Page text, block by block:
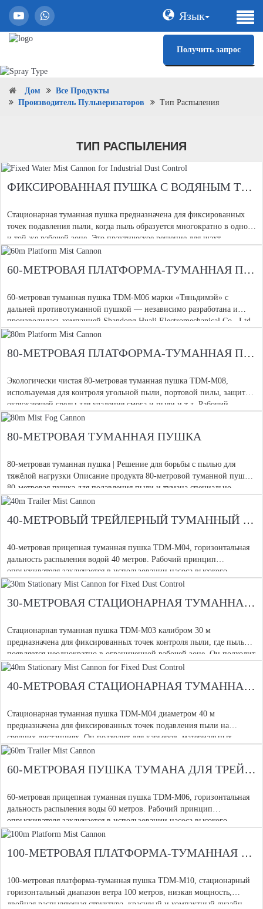
Язык
Получить запрос
Дом
Все Продукты
Производитель Пульверизаторов
Тип Распыления
ТИП РАСПЫЛЕНИЯ
ФИКСИРОВАННАЯ ПУШКА С ВОДЯНЫМ ТУМАНОМ ДЛЯ ПРОМЫШЛЕННОГО КОНТРОЛЯ ПЫЛИ
Стационарная туманная пушка предназначена для фиксированных
точек подавления пыли, когда пыль образуется многократно в одной
и той же рабочей зоне. Это практическое решение для шахт,
карьеров, угольных складов, материальных складов, дробления и
60-МЕТРОВАЯ ПЛАТФОРМА-ТУМАННАЯ ПУШКА
60-метровая туманная пушка TDM-M06 марки «Тяньдимэй» с
дальней противотуманной пушкой — независимо разработана и
производилась компанией Shandong Huali Electromechanical Co., Ltd.
Принцип работы опрыскивателя
80-МЕТРОВАЯ ПЛАТФОРМА-ТУМАННАЯ ПУШКА
Экологически чистая 80-метровая туманная пушка TDM-M08,
используемая для контроля угольной пыли, портовой пилы, защиты
окружающей среды для удаления смога и пыли и т.д. Рабочий
принцип опрыскивателя — использование буквы h
80-МЕТРОВАЯ ТУМАННАЯ ПУШКА
80-метровая туманная пушка | Решение для борьбы с пылью для
тяжёлой нагрузки Описание продукта 80-метровой туманной пушки
80-метровая пушка для подавления пыли и тумана специально
разработана для прочной пыли
40-МЕТРОВЫЙ ТРЕЙЛЕРНЫЙ ТУМАННЫЙ ПУШЕЧНЫЙ ПУТЬ
40-метровая прицепная туманная пушка TDM-M04, горизонтальная
дальность распыления водой 40 метров. Рабочий принцип
опрыскивателя заключается в использовании насоса высокого
давления для подачи воды. Вода направляется в разбрызгивательную
30-МЕТРОВАЯ СТАЦИОНАРНАЯ ТУМАННАЯ ПУШКА ДЛЯ ФИКСИРОВАННОГО КОНТРОЛЯ ПЫЛИ
Стационарная туманная пушка TDM-M03 калибром 30 м
предназначена для фиксированных точек контроля пыли, где пыль
появляется неоднократно в ограниченной рабочей зоне. Он подходит
для входов на площадки, погрузочных точек, рабочих площадок в
40-МЕТРОВАЯ СТАЦИОНАРНАЯ ТУМАННАЯ ПУШКА ДЛЯ ФИКСИРОВАННОГО КОНТРОЛЯ ПЫЛИ
Стационарная туманная пушка TDM-M04 диаметром 40 м
предназначена для фиксированных точек подавления пыли на
средних дистанциях. Он подходит для карьеров, материальных
складов, границ строительных площадок, погрузочных площадок,
60-МЕТРОВАЯ ПУШКА ТУМАНА ДЛЯ ТРЕЙЛЕРА
60-метровая прицепная туманная пушка TDM-M06, горизонтальная
дальность распыления воды 60 метров. Рабочий принцип
опрыскивателя заключается в использовании насоса высокого
давления для подачи воды. Вода направляется в разбрызгивательную
100-МЕТРОВАЯ ПЛАТФОРМА-ТУМАННАЯ ПУШКА
100-метровая платформа-туманная пушка TDM-M10, стационарный
горизонтальный диапазон ветра 100 метров, низкая мощность,
двойная распыляющая структура, красивый и компактный дизайн.